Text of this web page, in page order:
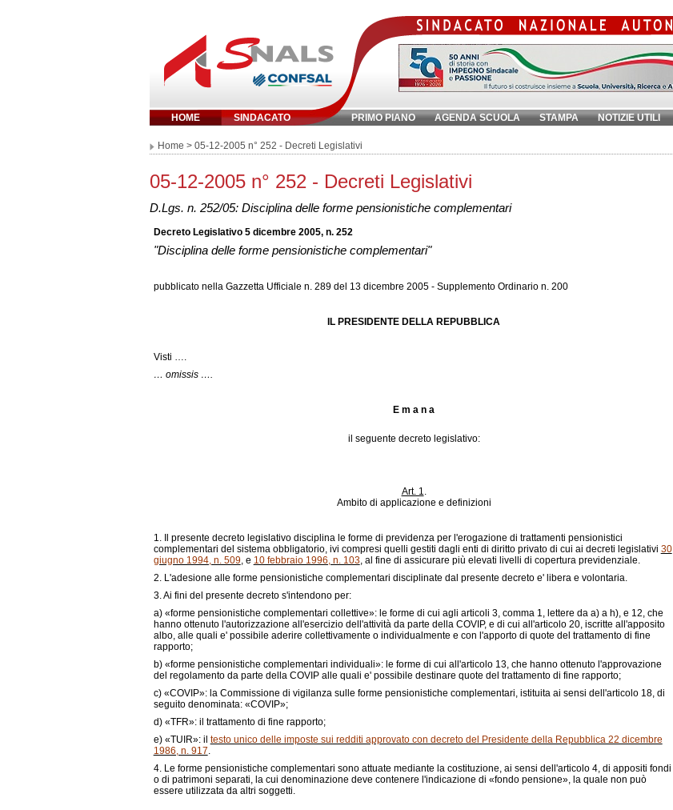
HOME SINDACATO PRIMO PIANO AGENDA SCUOLA STAMPA NOTIZIE UTILI
Inserisci parola chiave:
Home > 05-12-2005 n° 252 - Decreti Legislativi
05-12-2005 n° 252 - Decreti Legislativi
D.Lgs. n. 252/05: Disciplina delle forme pensionistiche complementari
Decreto Legislativo 5 dicembre 2005, n. 252
"Disciplina delle forme pensionistiche complementari"
pubblicato nella Gazzetta Ufficiale n. 289 del 13 dicembre 2005 - Supplemento Ordinario n. 200
IL PRESIDENTE DELLA REPUBBLICA
Visti ….
… omissis ….
E m a n a
il seguente decreto legislativo:
Art. 1.
Ambito di applicazione e definizioni
1. Il presente decreto legislativo disciplina le forme di previdenza per l'erogazione di trattamenti pensionistici
complementari del sistema obbligatorio, ivi compresi quelli gestiti dagli enti di diritto privato di cui ai decreti legislativi 30
giugno 1994, n. 509, e 10 febbraio 1996, n. 103, al fine di assicurare più elevati livelli di copertura previdenziale.
2. L'adesione alle forme pensionistiche complementari disciplinate dal presente decreto e' libera e volontaria.
3. Ai fini del presente decreto s'intendono per:
a)«forme pensionistiche complementari collettive»: le forme di cui agli articoli 3, comma 1, lettere da a)a h), e 12, che
hanno ottenuto l'autorizzazione all'esercizio dell'attività da parte della COVIP, e di cui all'articolo 20, iscritte all'apposito
albo, alle quali e' possibile aderire collettivamente o individualmente e con l'apporto di quote del trattamento di fine
rapporto;
b)«forme pensionistiche complementari individuali»: le forme di cui all'articolo 13, che hanno ottenuto l'approvazione
del regolamento da parte della COVIP alle quali e' possibile destinare quote del trattamento di fine rapporto;
c)«COVIP»: la Commissione di vigilanza sulle forme pensionistiche complementari, istituita ai sensi dell'articolo 18, di
seguito denominata: «COVIP»;
d)«TFR»: il trattamento di fine rapporto;
e)«TUIR»: il testo unico delle imposte sui redditi approvato con decreto del Presidente della Repubblica 22 dicembre
1986, n. 917.
4. Le forme pensionistiche complementari sono attuate mediante la costituzione, ai sensi dell'articolo 4, di appositi fondi
o di patrimoni separati, la cui denominazione deve contenere l'indicazione di «fondo pensione», la quale non può
essere utilizzata da altri soggetti.